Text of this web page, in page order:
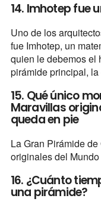
14. Imhotep fue
Uno de los
fue Imhotep, un
quien le debemos el
pirámide principal, la
15. Qué único
Maravillas
queda en pie
La Gran Pirámide
originales del
16. ¿Cuánto
una pirámide?